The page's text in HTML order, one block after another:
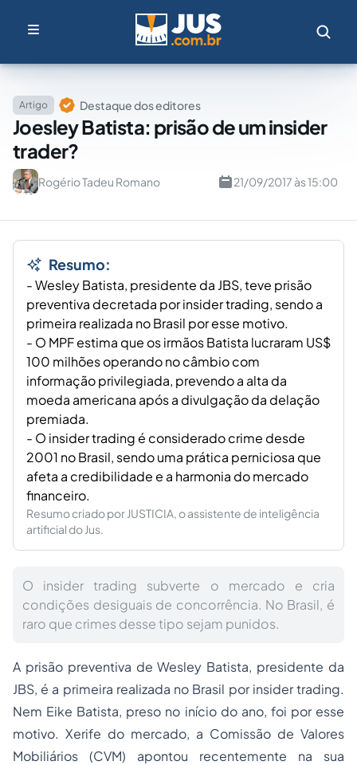
Artigo Destaque dos editores
Joesley Batista: prisão de um insider
trader?
Rogério Tadeu Romano 21/09/2017 às 15:00
Resumo:
- Wesley Batista, presidente da JBS, teve prisão
preventiva decretada por insider trading, sendo a
primeira realizada no Brasil por esse motivo.
- O MPF estima que os irmãos Batista lucraram US$
100 milhões operando no câmbio com
informação privilegiada, prevendo a alta da
moeda americana após a divulgação da delação
premiada.
- O insider trading é considerado crime desde
2001 no Brasil, sendo uma prática perniciosa que
afeta a credibilidade e a harmonia do mercado
financeiro.
Resumo criado por JUSTICIA, o assistente de inteligência
artificial do Jus.
O insider trading subverte o mercado e cria
condições desiguais de concorrência. No Brasil, é
raro que crimes desse tipo sejam punidos.
A prisão preventiva de Wesley Batista, presidente da
JBS, é a primeira realizada no Brasil por insider trading.
Nem Eike Batista, preso no início do ano, foi por esse
motivo. Xerife do mercado, a Comissão de Valores
Mobiliários (CVM) apontou recentemente na sua